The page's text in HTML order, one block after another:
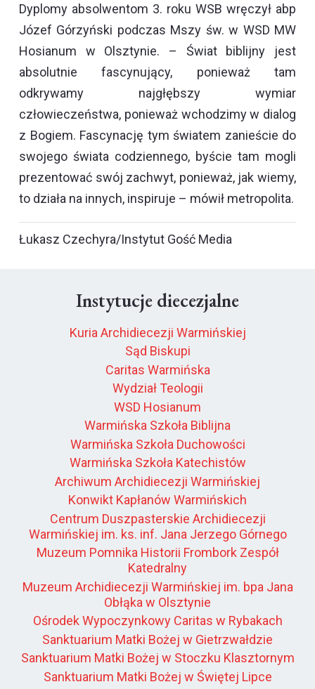
Dyplomy absolwentom 3. roku WSB wręczył abp
Józef Górzyński podczas Mszy św. w WSD MW
Hosianum w Olsztynie. – Świat biblijny jest
absolutnie fascynujący, ponieważ tam
odkrywamy najgłębszy wymiar
człowieczeństwa, ponieważ wchodzimy w dialog
z Bogiem. Fascynację tym światem zanieście do
swojego świata codziennego, byście tam mogli
prezentować swój zachwyt, ponieważ, jak wiemy,
to działa na innych, inspiruje – mówił metropolita.
Łukasz Czechyra/Instytut Gość Media
Instytucje diecezjalne
Kuria Archidiecezji Warmińskiej
Sąd Biskupi
Caritas Warmińska
Wydział Teologii
WSD Hosianum
Warmińska Szkoła Biblijna
Warmińska Szkoła Duchowości
Warmińska Szkoła Katechistów
Archiwum Archidiecezji Warmińskiej
Konwikt Kapłanów Warmińskich
Centrum Duszpasterskie Archidiecezji
Warmińskiej im. ks. inf. Jana Jerzego Górnego
Muzeum Pomnika Historii Frombork Zespół
Katedralny
Muzeum Archidiecezji Warmińskiej im. bpa Jana
Obłąka w Olsztynie
Ośrodek Wypoczynkowy Caritas w Rybakach
Sanktuarium Matki Bożej w Gietrzwałdzie
Sanktuarium Matki Bożej w Stoczku Klasztornym
Sanktuarium Matki Bożej w Świętej Lipce